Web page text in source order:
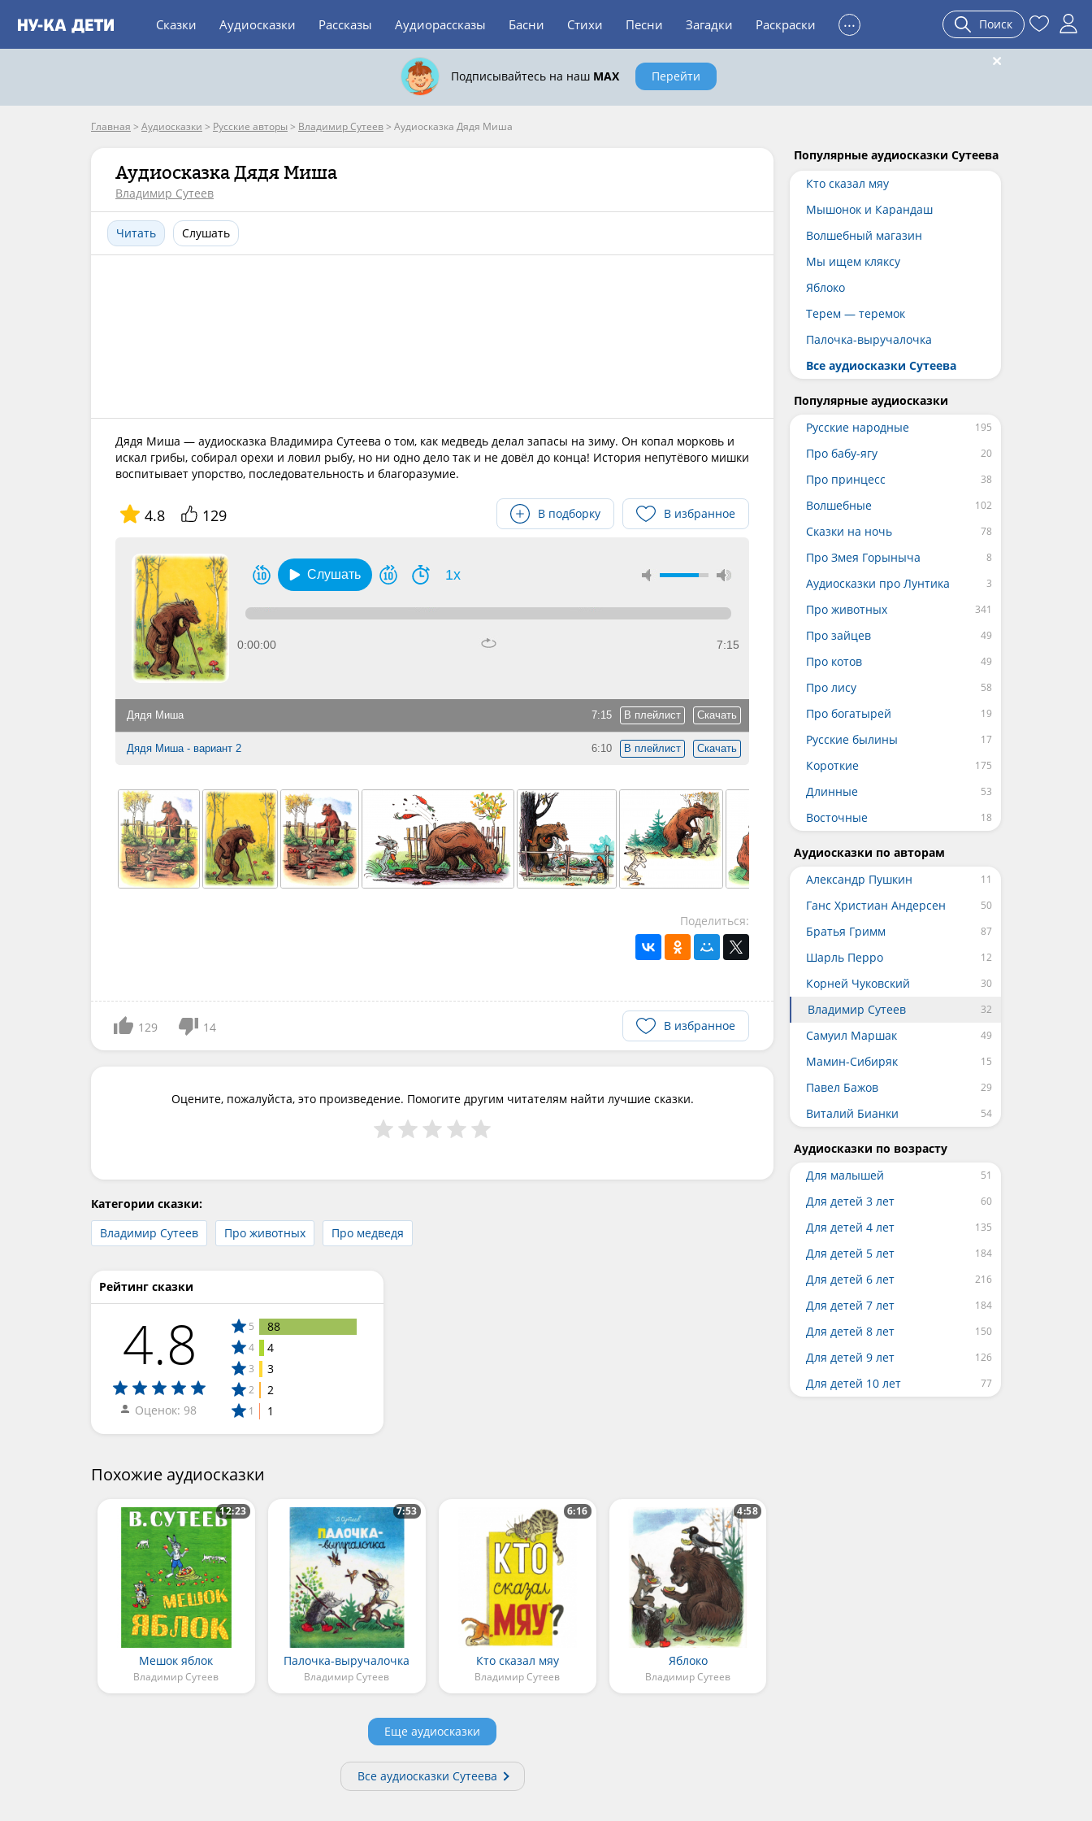
Сказки Аудиосказки Рассказы Аудиорассказы Басни Стихи Песни Загадки Раскраски ... Поиск
Подписывайтесь на наш MAX Перейти
Главная > Аудиосказки > Русские авторы > Владимир Сутеев> Аудиосказка Дядя Миша
Аудиосказка Дядя Миша
Владимир Сутеев
Читать Слушать
Дядя Миша — аудиосказка Владимира Сутеева о том, как медведь делал запасы на зиму. Он копал морковь и
искал грибы, собирал орехи и ловил рыбу, но ни одно дело так и не довёл до конца! История непутёвого мишки
воспитывает упорство, последовательность и благоразумие.
4.8 129 В подборку В избранное
Слушать 1x
0:00:00 7:15
7:15 В плейлист Скачать
Дядя Миша
6:10 В плейлист Скачать
Дядя Миша - вариант 2
Поделиться:
129 14 В избранное
Оцените, пожалуйста, это произведение. Помогите другим читателям найти лучшие сказки.
Категории сказки:
Владимир Сутеев
Про животных Про медведя
Рейтинг сказки
4.8
Оценок: 98
5 88
4 4
3 3
2 2
1 1
Похожие аудиосказки
Мешок яблок
Владимир Сутеев
12:23
Палочка-выручалочка
Владимир Сутеев
7:53
Кто сказал мяу
Владимир Сутеев
6:16
Яблоко
Владимир Сутеев
4:58
Еще аудиосказки
Все аудиосказки Сутеева
Популярные аудиосказки Сутеева
Кто сказал мяу
Мышонок и Карандаш
Волшебный магазин
Мы ищем кляксу
Яблоко
Терем — теремок
Палочка-выручалочка
Все аудиосказки Сутеева
Популярные аудиосказки
Русские народные
Про бабу-ягу
Про принцесс
Волшебные
Сказки на ночь
Про Змея Горыныча
Аудиосказки про Лунтика
Про животных
Про зайцев
Про котов
Про лису
Про богатырей
Русские былины
Короткие
Длинные
Восточные
Аудиосказки по авторам
Александр Пушкин
Ганс Христиан Андерсен
Братья Гримм
Шарль Перро
Корней Чуковский
Владимир Сутеев
Самуил Маршак
Мамин-Сибиряк
Павел Бажов
Виталий Бианки
Аудиосказки по возрасту
Для малышей
Для детей 3 лет
Для детей 4 лет
Для детей 5 лет
Для детей 6 лет
Для детей 7 лет
Для детей 8 лет
Для детей 9 лет
Для детей 10 лет